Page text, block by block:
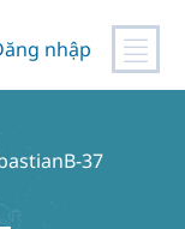
nhập
37